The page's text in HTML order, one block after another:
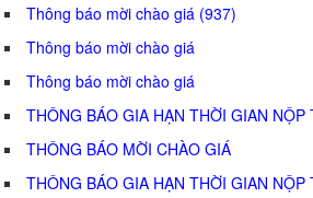
Thông báo mời chào giá (937)
Thông báo mời chào giá
Thông báo mời chào giá
THÔNG BÁO GIA HẠN THỜI GIAN NỘP
THÔNG BÁO MỜI CHÀO GIÁ
THÔNG BÁO GIA HẠN THỜI GIAN NỘP